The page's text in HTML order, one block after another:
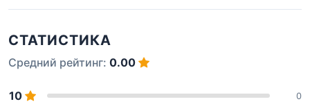
СТАТИСТИКА
Средний рейтинг: 0.00
10 0